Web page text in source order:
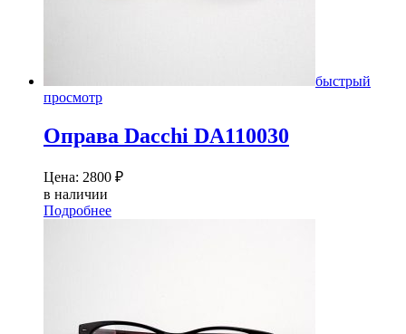
быстрый
просмотр
Оправа Dacсhi DA110030
Цена: 2800 ₽
в наличии
Подробнее